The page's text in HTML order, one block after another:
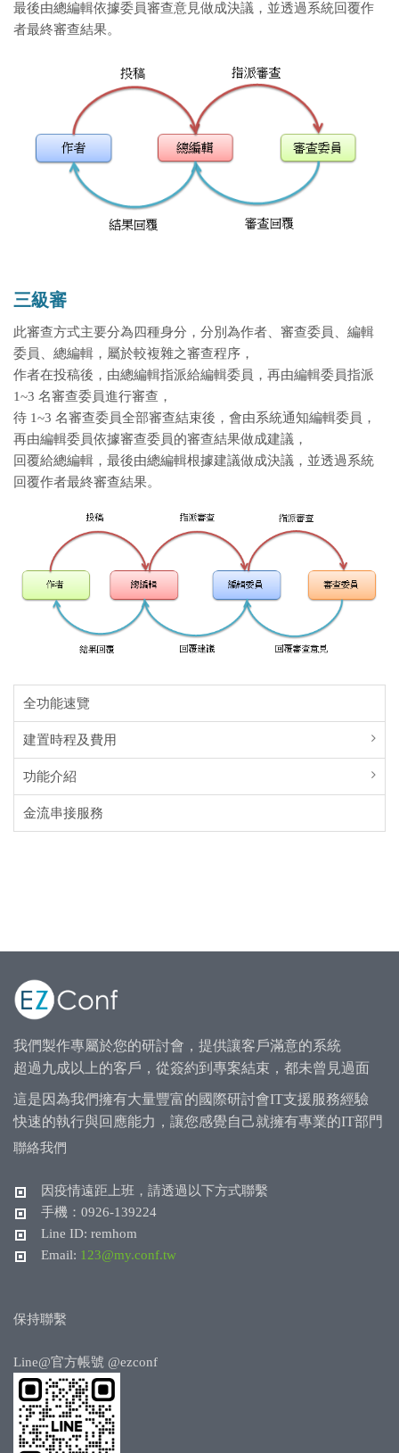
最後由總編輯依據委員審查意見做成決議，並透過系統回覆作
者最終審查結果。
三級審
此審查方式主要分為四種身分，分別為作者、審查委員、編輯
委員、總編輯，屬於較複雜之審查程序，
作者在投稿後，由總編輯指派給編輯委員，再由編輯委員指派
1~3 名審查委員進行審查，
待 1~3 名審查委員全部審查結束後，會由系統通知編輯委員，
再由編輯委員依據審查委員的審查結果做成建議，
回覆給總編輯，最後由總編輯根據建議做成決議，並透過系統
回覆作者最終審查結果。
全功能速覽
建置時程及費用
功能介紹
金流串接服務
我們製作專屬於您的研討會，提供讓客戶滿意的系統
超過九成以上的客戶，從簽約到專案結束，都未曾見過面
這是因為我們擁有大量豐富的國際研討會IT支援服務經驗
快速的執行與回應能力，讓您感覺自己就擁有專業的IT部門
聯絡我們
因疫情遠距上班，請透過以下方式聯繫
手機：0926-139224
Line ID: remhom
Email: 123@my.conf.tw
保持聯繫
Line@官方帳號 @ezconf